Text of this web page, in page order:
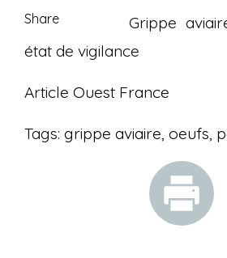
Share
Grippe
état de vigilance
Article Ouest France
Tags: grippe aviaire, oeufs,